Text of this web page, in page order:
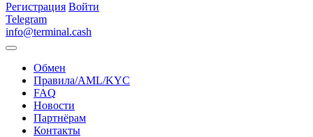
Регистрация Войти
Telegram
info@terminal.cash
Обмен
Правила/AML/KYC
FAQ
Новости
Партнёрам
Контакты